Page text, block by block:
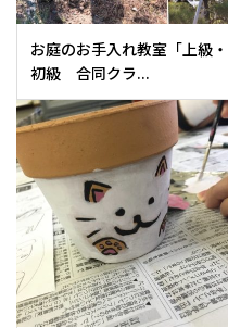
お庭のお手入れ教室「上級・
初級 合同クラ...